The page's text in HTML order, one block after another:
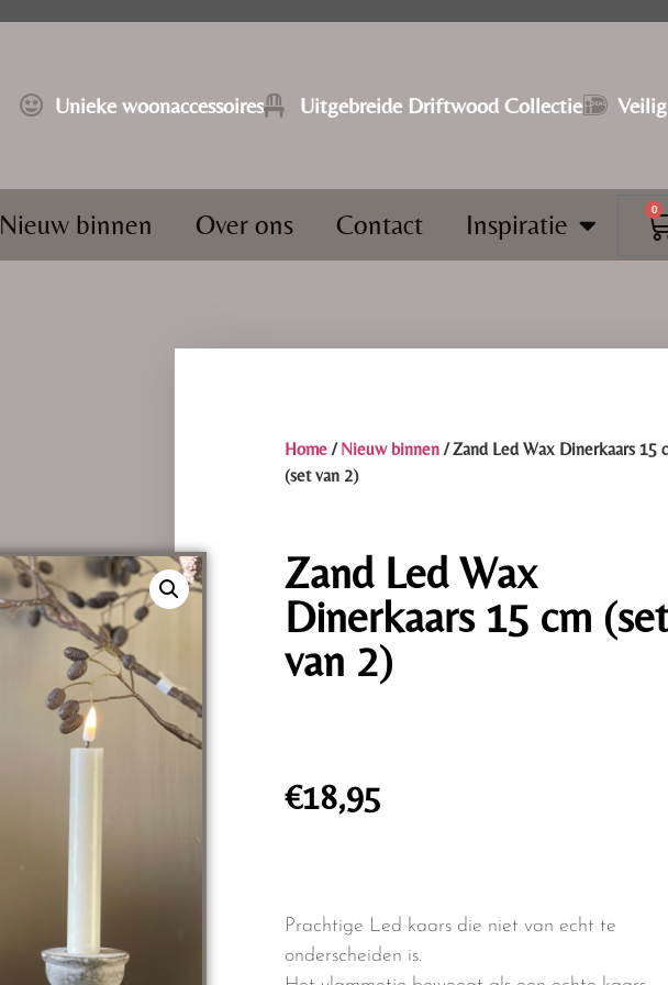
⁠Unieke woonaccessoires ⁠Uitgebreide Driftwood Collectie
Nieuw binnen Over ons Contact Inspiratie 0
Home /Nieuw binnen / Zand Led Wax Dinerkaars 15
(set van 2)
Zand Led Wax
Dinerkaars 15 cm
van 2)
€18,95
Prachtige Led kaars die niet van echt te
onderscheiden is.